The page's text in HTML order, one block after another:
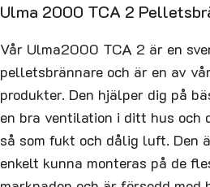
Ulma 2000 TCA 2
Vår Ulma2000 TCA 2 är en
pelletsbrännare och är en av
produkter. Den hjälper dig på
en bra ventilation i ditt hus och
så som fukt och dålig luft. Den
enkelt kunna monteras på de